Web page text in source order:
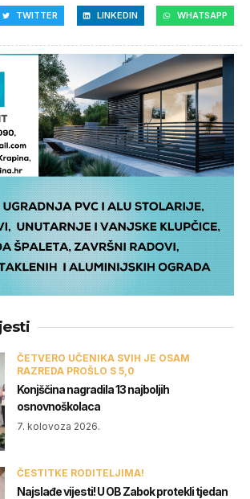
TWITTER LINKEDIN WHATSAPP
ČETVERO UČENIKA SVIH JE OSAM
RAZREDA PROŠLO S 5,0
Konjščina nagradila 13 najboljih
osnovnoškolaca
7. kolovoza 2026.
ČESTITKE RODITELJIMA!
Najslađe vijesti! U OB Zabok protekli tjedan